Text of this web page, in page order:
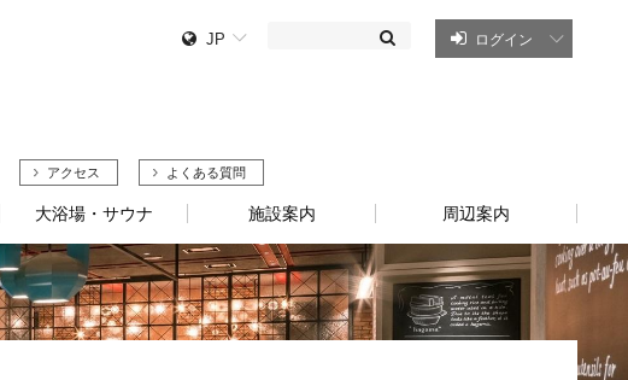
JP ログイン
アクセス よくある質問
大浴場・サウナ 施設案内 周辺案内